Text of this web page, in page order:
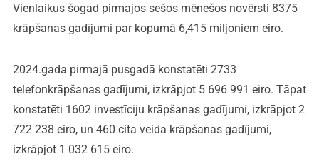
Vienlaikus šogad pirmajos sešos mēnešos novērsti 8375
krāpšanas gadījumi par kopumā 6,415 miljoniem eiro.
2024.gada pirmajā pusgadā konstatēti 2733
telefonkrāpšanas gadījumi, izkrāpjot 5 696 991 eiro. Tāpat
konstatēti 1602 investīciju krāpšanas gadījumi, izkrāpjot 2
722 238 eiro, un 460 cita veida krāpšanas gadījumi,
izkrāpjot 1 032 615 eiro.